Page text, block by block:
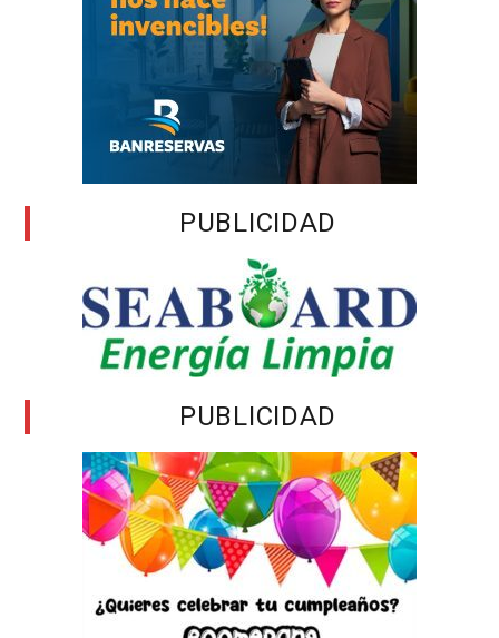
PUBLICIDAD
PUBLICIDAD